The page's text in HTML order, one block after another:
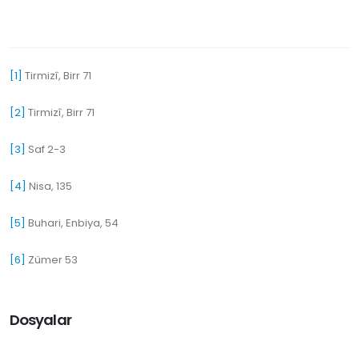
[1] Tirmizî, Birr 71
[2] Tirmizî, Birr 71
[3] Saf 2-3
[4] Nisa, 135
[5] Buhari, Enbiya, 54
[6] Zümer 53
Dosyalar